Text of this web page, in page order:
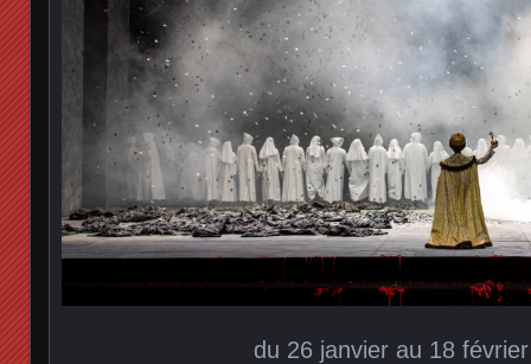
du 26 janvier au 18